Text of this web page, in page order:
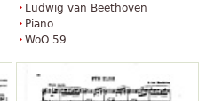
Ludwig van Beethoven
Piano
WoO 59